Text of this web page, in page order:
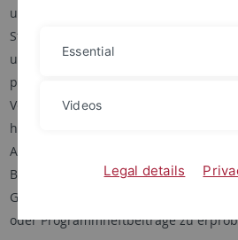
und berufsqualifizierender
Studienbeginn dürfen darüber hinaus
und Übungen zu speziellen Themen
parallel sogleich persönliche
Veranstaltungen führen an
heran und regen zur eigenen
Auseinandersetzung mit individuellen
Berufspraktische Übungen oder
Gelegenheit, alternative Textformen
oder Programmheftbeiträge zu
Essential
Videos
Legal details